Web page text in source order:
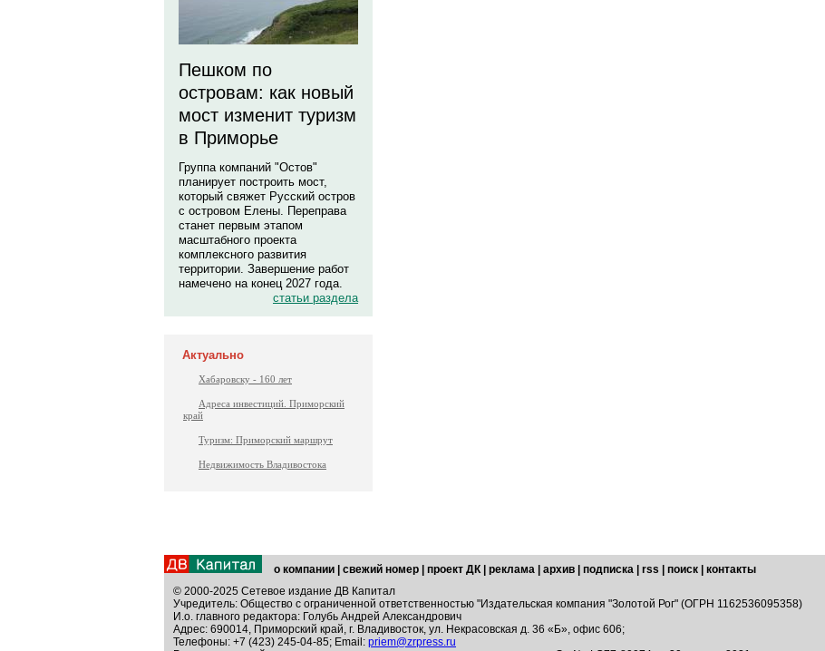
Пешком по
островам: как новый
мост изменит туризм
в Приморье
Группа компаний "Остов"
планирует построить мост,
который свяжет Русский остров
с островом Елены. Переправа
станет первым этапом
масштабного проекта
комплексного развития
территории. Завершение работ
намечено на конец 2027 года.
статьи раздела
Актуально
Хабаровску - 160 лет
Адреса инвестиций. Приморский
край
Туризм: Приморский маршрут
Недвижимость Владивостока
о компании свежий номер проект ДК реклама архив подписка rss поиск
контакты
© 2000-2025 Сетевое издание ДВ Капитал
Учредитель: Общество с ограниченной ответственностью "Издательская компания "Золотой Рог" (ОГРН 1162536095358)
И.о. главного редактора: Голубь Андрей Александрович
Адрес: 690014, Приморский край, г. Владивосток, ул. Некрасовская д. 36 «Б», офис 606;
Телефоны: +7 (423) 245-04-85; Email: priem@zrpress.ru